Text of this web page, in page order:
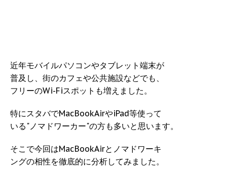
近年モバイルパソコンやタブレット端末が
普及し、街のカフェや公共施設などでも、
フリーのWi-Fiスポットも増えました。
特にスタバでMacBookAirやiPad等使って
いる"ノマドワーカー"の方も多いと思います。
そこで今回はMacBookAirとノマドワーキ
ングの相性を徹底的に分析してみました。